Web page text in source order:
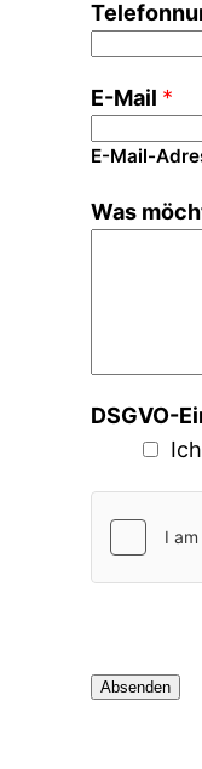
E-Mail *
E-Mail-
Was
DSGVO-
Absenden